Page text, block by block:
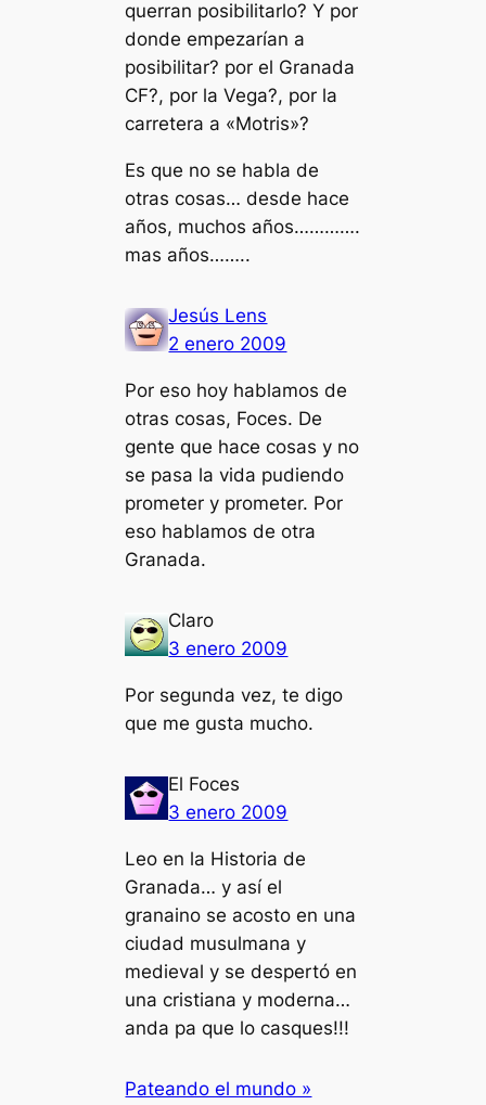
querran posibilitarlo? Y por
donde empezarían a
posibilitar? por el Granada
CF?, por la Vega?, por la
carretera a «Motris»?
Es que no se habla de
otras cosas… desde hace
años, muchos años………….
mas años……..
Jesús Lens
2 enero 2009
Por eso hoy hablamos de
otras cosas, Foces. De
gente que hace cosas y no
se pasa la vida pudiendo
prometer y prometer. Por
eso hablamos de otra
Granada.
Claro
3 enero 2009
Por segunda vez, te digo
que me gusta mucho.
El Foces
3 enero 2009
Leo en la Historia de
Granada… y así el
granaino se acosto en una
ciudad musulmana y
medieval y se despertó en
una cristiana y moderna…
anda pa que lo casques!!!
Pateando el mundo »